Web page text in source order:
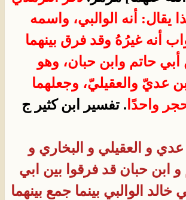
يقال: أنه الوالبي، واسمه
أنه غيرُهُ وقد فرق بينهما
أبي حاتم وابن حبان، وهو
عديّ والعقيليّ، وجعلهما
واحدًا . تفسير ابن كثير ج
و العقيلي و البخاري و
و ابن حبان قد فرقوا بين ابي
خالد الوالبي بينما جمع بينهما